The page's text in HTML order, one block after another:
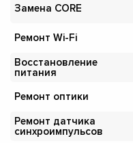
Замена CORE
Ремонт Wi-Fi
Восстановление
питания
Ремонт оптики
Ремонт датчика
синхроимпульсов